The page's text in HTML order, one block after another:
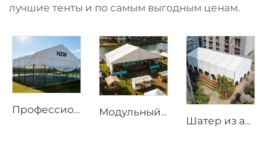
лучшие тенты и по самым выгодным ценам.
Профессиональное решение для кровли спортивных площадок | Промышленный алюминиевый навес для арены Модульный бескаркасный открытый шатёр | Решение для постоянных и временных событийных сооружений
Шатер из алюминия для круглогодичного использования | Коммерческий бескаркасный навес для открытых свадебных приемов и выставок